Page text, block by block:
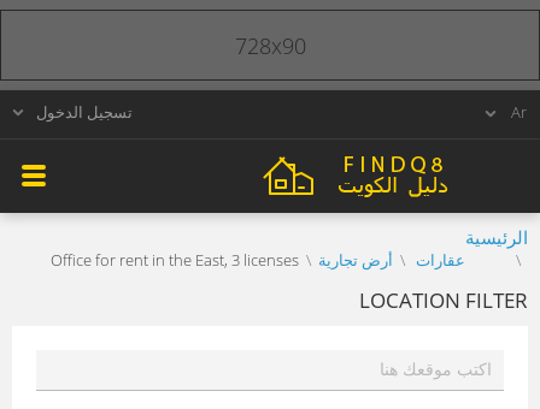
تسجيل الدخول
الرئيسية
عقارات أرض تجارية Office for rent in the East, 3 licenses
LOCATION FILTER
728x90